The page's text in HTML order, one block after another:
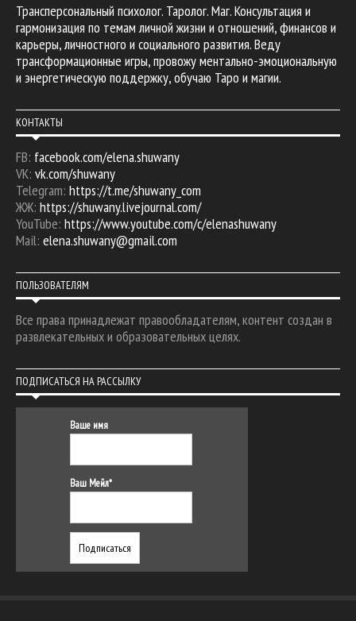
Трансперсональный психолог. Таролог. Маг. Консультация и
гармонизация по темам личной жизни и отношений, финансов и
карьеры, личностного и социального развития. Веду
трансформационные игры, провожу ментально-эмоциональную
и энергетическую поддержку, обучаю Таро и магии.
КОНТАКТЫ
FB: facebook.com/elena.shuwany
VK: vk.com/shuwany
Telegram: https://t.me/shuwany_com
ЖЖ: https://shuwany.livejournal.com/
YouTube: https://www.youtube.com/c/elenashuwany
Mail: elena.shuwany@gmail.com
ПОЛЬЗОВАТЕЛЯМ
Все права принадлежат правообладателям, контент создан в
развлекательных и образовательных целях.
ПОДПИСАТЬСЯ НА РАССЫЛКУ
Ваше имя
Ваш Мейл*